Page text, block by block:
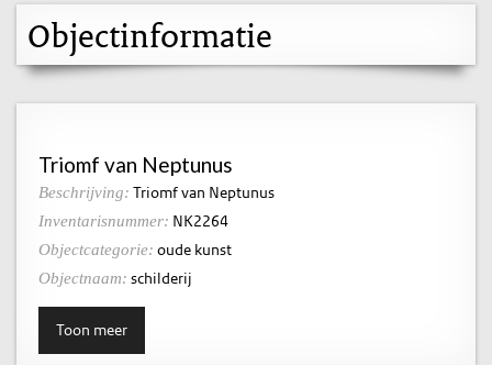
Objectinformatie
Triomf van Neptunus
Beschrijving: Triomf van Neptunus
Inventarisnummer: NK2264
Objectcategorie: oude kunst
Objectnaam: schilderij
Toon meer